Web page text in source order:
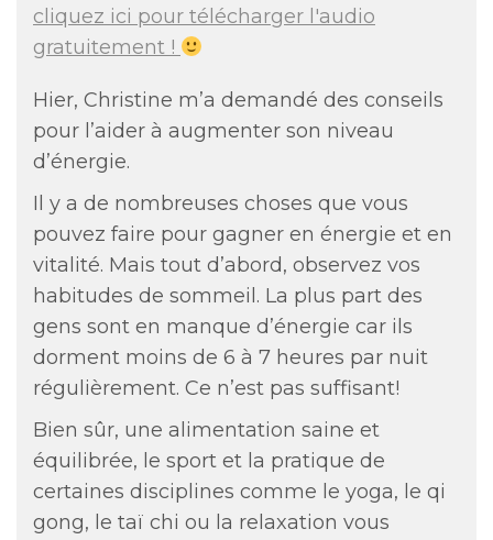
cliquez ici pour télécharger l'audio
gratuitement !
Hier, Christine m’a demandé des conseils
pour l’aider à augmenter son niveau
d’énergie.
Il y a de nombreuses choses que vous
pouvez faire pour gagner en énergie et en
vitalité. Mais tout d’abord, observez vos
habitudes de sommeil. La plus part des
gens sont en manque d’énergie car ils
dorment moins de 6 à 7 heures par nuit
régulièrement. Ce n’est pas suffisant!
Bien sûr, une alimentation saine et
équilibrée, le sport et la pratique de
certaines disciplines comme le yoga, le qi
gong, le taï chi ou la relaxation vous